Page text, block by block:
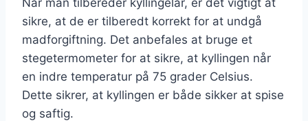
sikre, at de er tilberedt korrekt for at undgå
madforgiftning. Det anbefales at bruge et
stegetermometer for at sikre, at kyllingen når
en indre temperatur på 75 grader Celsius.
Dette sikrer, at kyllingen er både sikker at spise
og saftig.